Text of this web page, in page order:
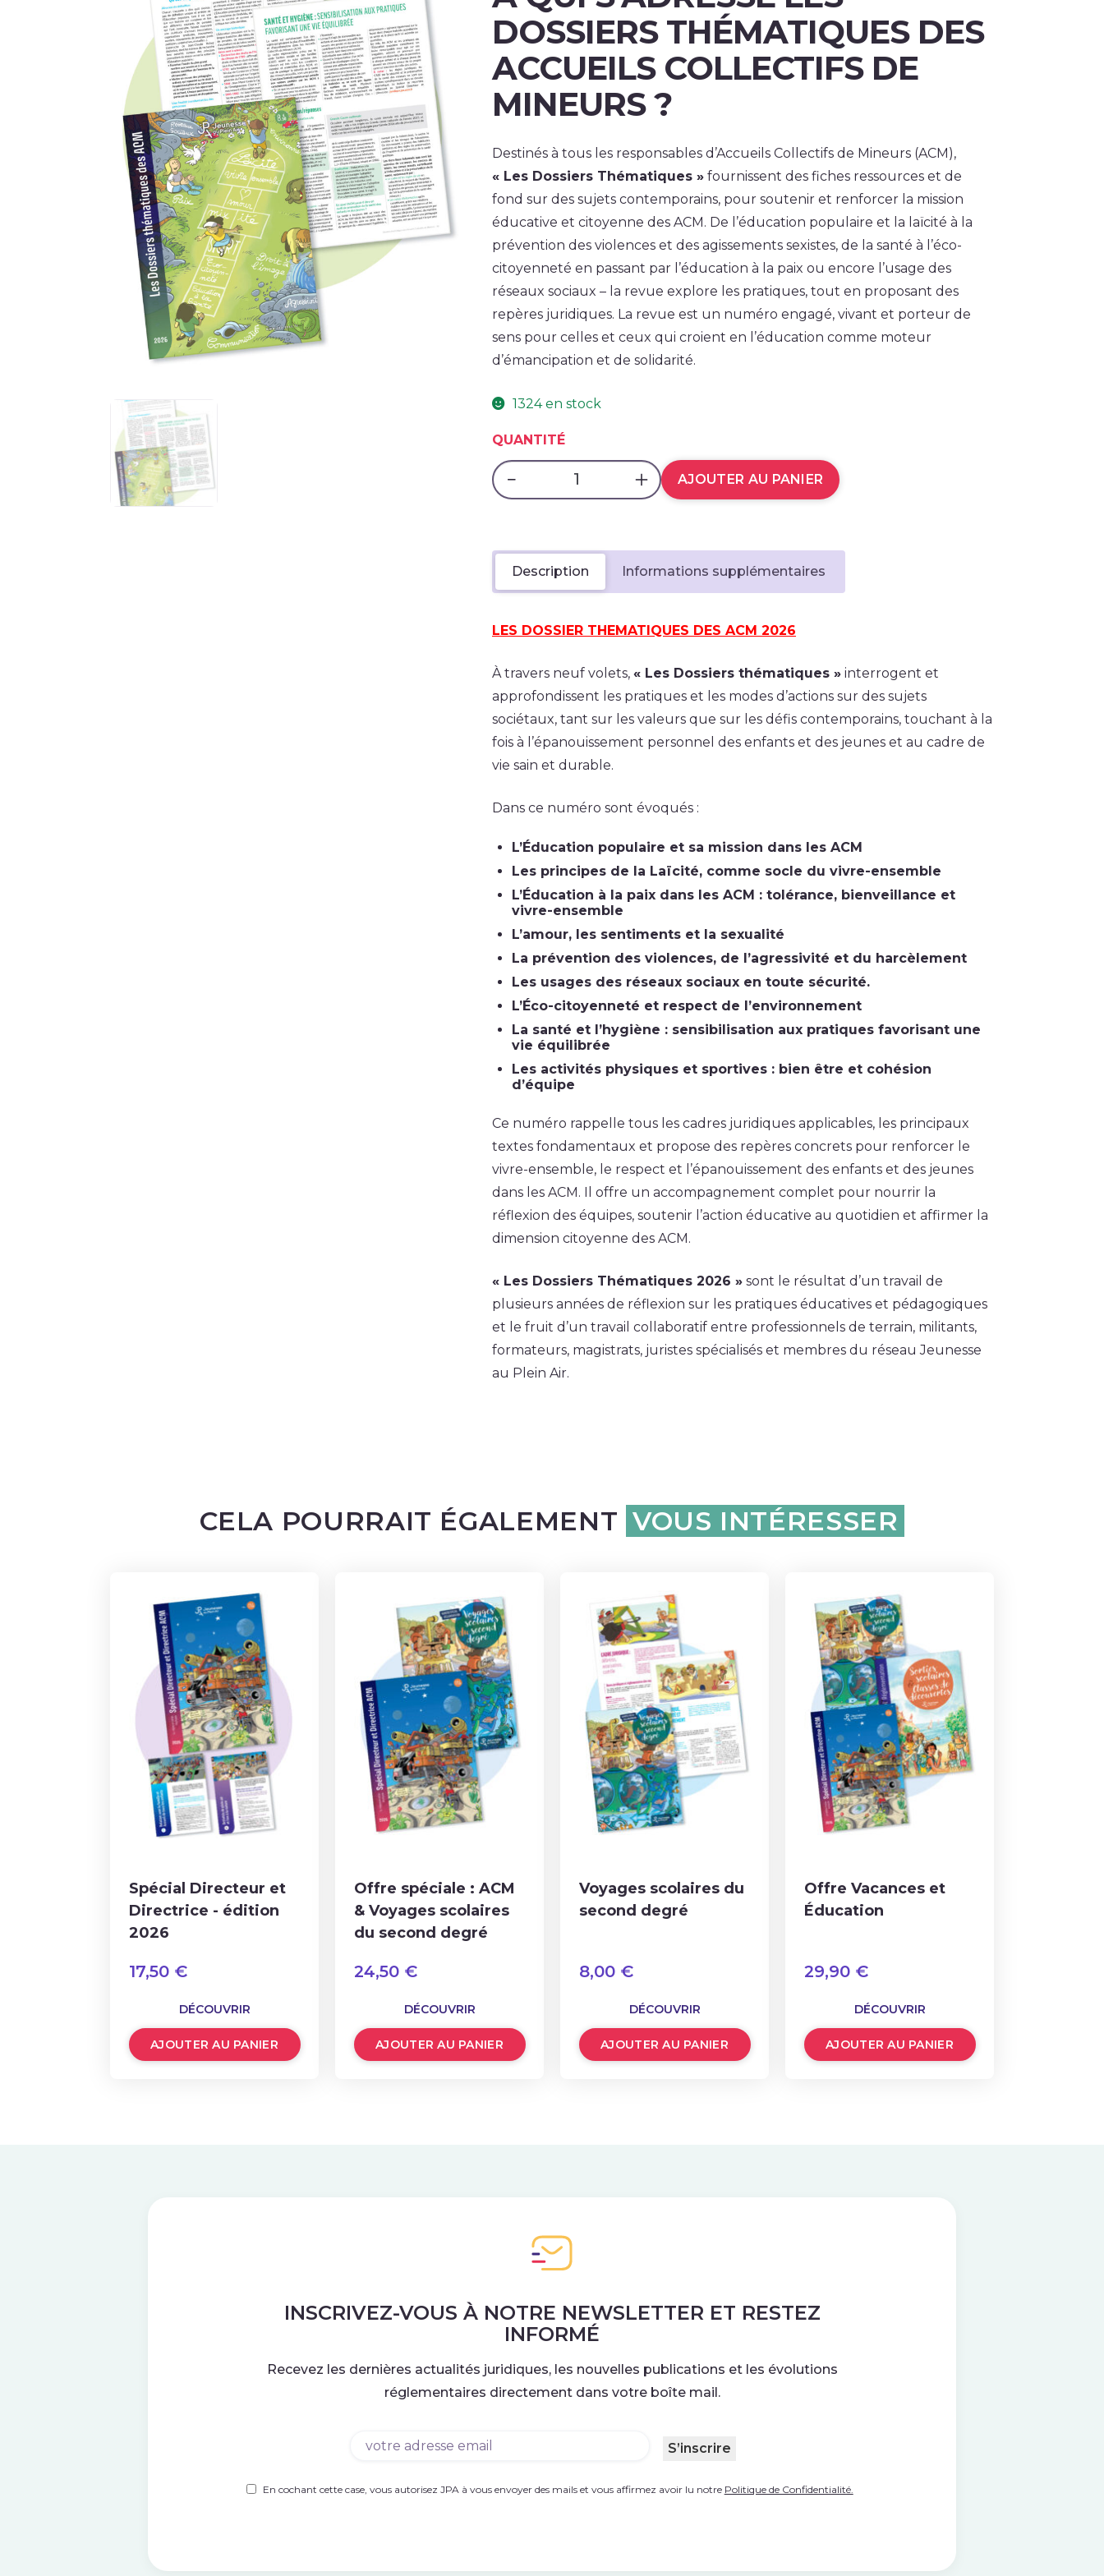
NOS REVUES
NOS ABONNEMENTS
FAQ
DOSSIERS THÉMATIQUES DES
ACCUEILS COLLECTIFS DE
MINEURS ?
Destinés à tous les responsables d’Accueils Collectifs de Mineurs (ACM),
« Les Dossiers Thématiques » fournissent des fiches ressources et de
fond sur des sujets contemporains, pour soutenir et renforcer la mission
éducative et citoyenne des ACM. De l’éducation populaire et la laïcité à la
prévention des violences et des agissements sexistes, de la santé à l’éco-
citoyenneté en passant par l’éducation à la paix ou encore l’usage des
réseaux sociaux – la revue explore les pratiques, tout en proposant des
repères juridiques. La revue est un numéro engagé, vivant et porteur de
sens pour celles et ceux qui croient en l’éducation comme moteur
d’émancipation et de solidarité.
1324 en stock
QUANTITÉ
AJOUTER AU PANIER
Description Informations supplémentaires
LES DOSSIER THEMATIQUES DES ACM 2026
À travers neuf volets, « Les Dossiers thématiques » interrogent et
approfondissent les pratiques et les modes d’actions sur des sujets
sociétaux, tant sur les valeurs que sur les défis contemporains, touchant à la
fois à l’épanouissement personnel des enfants et des jeunes et au cadre de
vie sain et durable.
Dans ce numéro sont évoqués :
L’Éducation populaire et sa mission dans les ACM
Les principes de la Laïcité, comme socle du vivre-ensemble
L’Éducation à la paix dans les ACM : tolérance, bienveillance et
vivre-ensemble
L’amour, les sentiments et la sexualité
La prévention des violences, de l’agressivité et du harcèlement
Les usages des réseaux sociaux en toute sécurité.
L’Éco-citoyenneté et respect de l’environnement
La santé et l’hygiène : sensibilisation aux pratiques favorisant une
vie équilibrée
Les activités physiques et sportives : bien être et cohésion
d’équipe
Ce numéro rappelle tous les cadres juridiques applicables, les principaux
textes fondamentaux et propose des repères concrets pour renforcer le
vivre-ensemble, le respect et l’épanouissement des enfants et des jeunes
dans les ACM. Il offre un accompagnement complet pour nourrir la
réflexion des équipes, soutenir l’action éducative au quotidien et affirmer la
dimension citoyenne des ACM.
« Les Dossiers Thématiques 2026 » sont le résultat d’un travail de
plusieurs années de réflexion sur les pratiques éducatives et pédagogiques
et le fruit d’un travail collaboratif entre professionnels de terrain, militants,
formateurs, magistrats, juristes spécialisés et membres du réseau Jeunesse
au Plein Air.
CELA POURRAIT ÉGALEMENT VOUS INTÉRESSER
Spécial Directeur et
Directrice - édition
2026
17,50 €
DÉCOUVRIR
AJOUTER AU PANIER
Offre spéciale : ACM
& Voyages scolaires
du second degré
24,50 €
DÉCOUVRIR
AJOUTER AU PANIER
Voyages scolaires du
second degré
8,00 €
DÉCOUVRIR
AJOUTER AU PANIER
Offre Vacances et
Éducation
29,90 €
DÉCOUVRIR
AJOUTER AU PANIER
INSCRIVEZ-VOUS À NOTRE NEWSLETTER ET RESTEZ
INFORMÉ
Recevez les dernières actualités juridiques, les nouvelles publications et les évolutions
réglementaires directement dans votre boîte mail.
Untitled(Nécessaire)
En cochant cette case, vous autorisez JPA à vous envoyer des mails et vous affirmez avoir lu notre Politique de Confidentialité.
Email(Nécessaire) S’inscrire